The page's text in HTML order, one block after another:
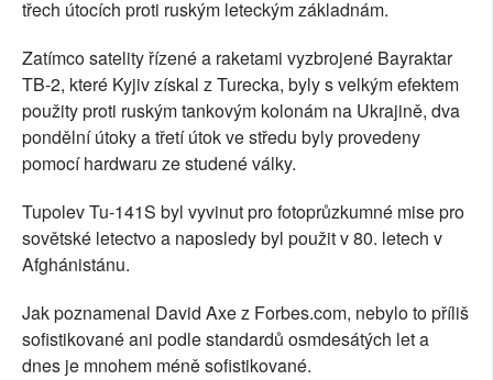
třech útocích proti ruským leteckým základnám.
Zatímco satelity řízené a raketami vyzbrojené Bayraktar
TB-2, které Kyjiv získal z Turecka, byly s velkým efektem
použity proti ruským tankovým kolonám na Ukrajině, dva
pondělní útoky a třetí útok ve středu byly provedeny
pomocí hardwaru ze studené války.
Tupolev Tu-141S byl vyvinut pro fotoprůzkumné mise pro
sovětské letectvo a naposledy byl použit v 80. letech v
Afghánistánu.
Jak poznamenal David Axe z Forbes.com, nebylo to příliš
sofistikované ani podle standardů osmdesátých let a
dnes je mnohem méně sofistikované.